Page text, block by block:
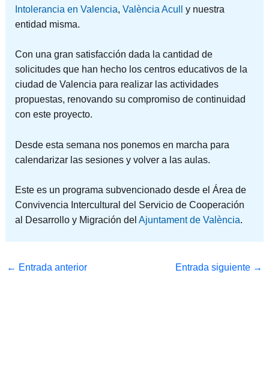
Intolerancia en Valencia, València Acull
y nuestra
entidad misma.
Con una gran satisfacción dada la cantidad de
solicitudes que han hecho los centros educativos de la
ciudad de Valencia para realizar las actividades
propuestas, renovando su compromiso de continuidad
con este proyecto.
Desde esta semana nos ponemos en marcha para
calendarizar las sesiones y volver a las aulas.
Este es un programa subvencionado desde el Área de
Convivencia Intercultural del Servicio de Cooperación
al Desarrollo y Migración del Ajuntament de València.
← Entrada anterior Entrada siguiente →